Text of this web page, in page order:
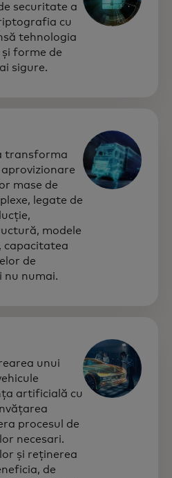
securitate a
cu
tehnologia
forme de
sigure.
transforma
mase de
legate de
modele
capacitatea
de
numai.
unui
artificială cu
procesul de
necesari.
și reținerea
de